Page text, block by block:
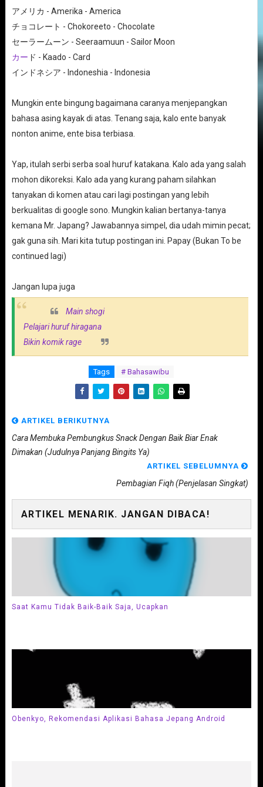
アメリカ - Amerika - America
チョコレート - Chokoreeto - Chocolate
セーラームーン - Seeraamuun - Sailor Moon
カー ド - Kaado - Card
インドネシア - Indoneshia - Indonesia
Mungkin ente bingung bagaimana caranya menjepangkan
bahasa asing kayak di atas. Tenang saja, kalo ente banyak
nonton anime, ente bisa terbiasa.
Yap, itulah serbi serba soal huruf katakana. Kalo ada yang salah
mohon dikoreksi. Kalo ada yang kurang paham silahkan
tanyakan di komen atau cari lagi postingan yang lebih
berkualitas di google sono. Mungkin kalian bertanya-tanya
kemana Mr. Japang? Jawabannya simpel, dia udah mimin pecat;
gak guna sih. Mari kita tutup postingan ini. Papay (Bukan To be
continued lagi)
Jangan lupa juga
Main shogi
Pelajari huruf hiragana
Bikin komik rage
Tags # Bahasawibu
ARTIKEL BERIKUTNYA
Cara Membuka Pembungkus Snack Dengan Baik Biar Enak
Dimakan (Judulnya Panjang Bingits Ya)
ARTIKEL SEBELUMNYA
Pembagian Fiqh (Penjelasan Singkat)
ARTIKEL MENARIK. JANGAN DIBACA!
Saat Kamu Tidak Baik-Baik Saja, Ucapkan
Obenkyo, Rekomendasi Aplikasi Bahasa Jepang Android